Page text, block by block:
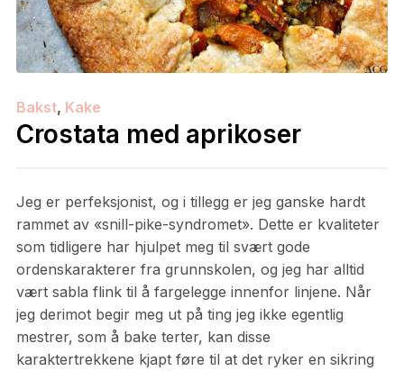
Bakst, Kake
Crostata med aprikoser
Jeg er perfeksjonist, og i tillegg er jeg ganske hardt
rammet av «snill-pike-syndromet». Dette er kvaliteter
som tidligere har hjulpet meg til svært gode
ordenskarakterer fra grunnskolen, og jeg har alltid
vært sabla flink til å fargelegge innenfor linjene. Når
jeg derimot begir meg ut på ting jeg ikke egentlig
mestrer, som å bake terter, kan disse
karaktertrekkene kjapt føre til at det ryker en sikring